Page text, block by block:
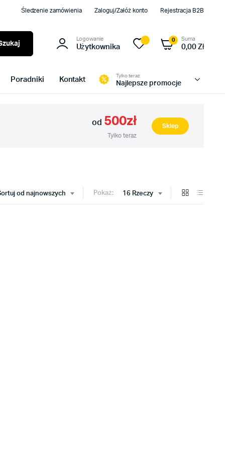
Śledzenie zamówienia Zaloguj/Załóż konto Rejestracja B2B
Logowanie
Użytkownika
0 Suma
0,00Zł
Poradniki Kontakt
Tylko teraz
Najlepsze promocje
od 500zł
Tylko teraz
Sklep
od najnowszych Pokaż: 16 Rzeczy